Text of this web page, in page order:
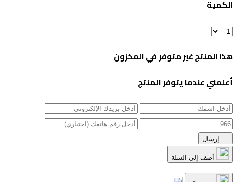
الكمية
هذا المنتج غير متوفر في المخزون
أعلمني عندما يتوفر المنتج